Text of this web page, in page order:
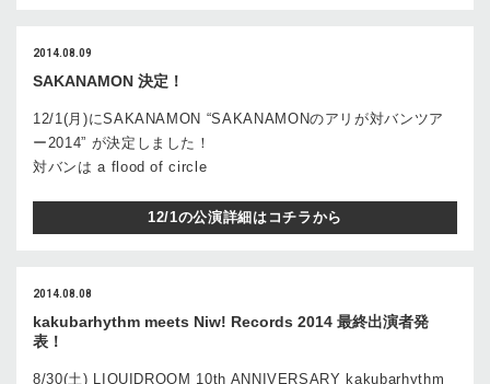
2014.08.09
SAKANAMON 決定！
12/1(月)にSAKANAMON “SAKANAMONのアリが対バンツア
ー2014” が決定しました！
対バンは a flood of circle
12/1の公演詳細はコチラから
2014.08.08
kakubarhythm meets Niw! Records 2014 最終出演者発
表！
8/30(土) LIQUIDROOM 10th ANNIVERSARY kakubarhythm